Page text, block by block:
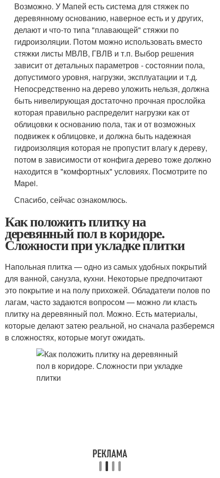
Возможно. У Мапей есть система для стяжек по
деревянному основанию, наверное есть и у других,
делают и что-то типа "плавающей" стяжки по
гидроизоляции. Потом можно использовать вместо
стяжки листы МВЛВ, ГВЛВ и т.п. Выбор решения
зависит от детальных параметров - состоянии пола,
допустимого уровня, нагрузки, эксплуатации и т.д.
Непосредственно на дерево уложить нельзя, должна
быть нивелирующая достаточно прочная прослойка
которая правильно распределит нагрузки как от
облицовки к основанию пола, так и от возможных
подвижек к облицовке, и должна быть надежная
гидроизоляция которая не пропустит влагу к дереву,
потом в зависимости от конфига дерево тоже должно
находится в "комфортных" условиях. Посмотрите по
Mapei.
Спасибо, сейчас ознакомлюсь.
Как положить плитку на
деревянный пол в коридоре.
Сложности при укладке плитки
Напольная плитка — одно из самых удобных покрытий
для ванной, санузла, кухни. Некоторые предпочитают
это покрытие и на полу прихожей. Обладатели полов по
лагам, часто задаются вопросом — можно ли класть
плитку на деревянный пол. Можно. Есть материалы,
которые делают затею реальной, но сначала разберемся
в сложностях, которые могут ожидать.